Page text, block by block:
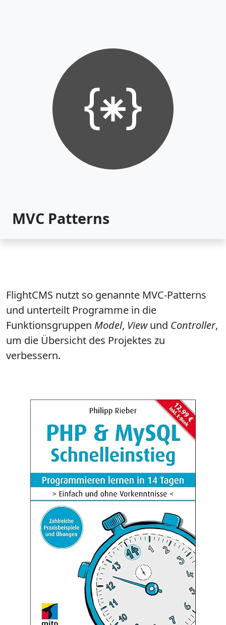
MVC Patterns
FlightCMS nutzt so genannte MVC-Patterns
und unterteilt Programme in die
Funktionsgruppen Model, Viewund Controller,
um die Übersicht des Projektes zu
verbessern.